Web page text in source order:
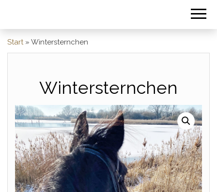
Start» Wintersternchen
Wintersternchen